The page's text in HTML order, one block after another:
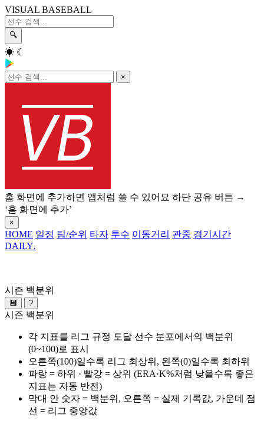
VISUAL BASEBALL
🔍
☀ ☾
×
홈 화면에 추가하면 앱처럼 쓸 수 있어요 하단 공유 버튼 →
‘홈 화면에 추가’
×
HOME 일정 팀/순위 타자 투수 이동거리 관중 경기시간
DAILY.
시즌 백분위
💾 ?
시즌 백분위
각 지표를 리그 규정 도달 선수 분포에서의 백분위
(0~100)로 표시
오른쪽(100)일수록 리그 최상위, 왼쪽(0)일수록 최하위
파랑 = 하위 · 빨강 = 상위 (ERA·K%처럼 낮을수록 좋은
지표는 자동 반전)
막대 안 숫자 = 백분위, 오른쪽 = 실제 기록값, 가운데 점
선 = 리그 중앙값